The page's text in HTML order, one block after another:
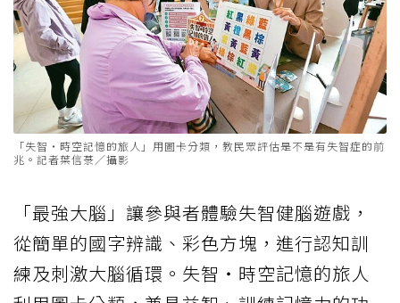
「失智‧時空記憶的旅人」用圖卡分類，教民眾評估是不是有失智症的前
兆。記者葉信菉／攝影
「最強大腦」讓參與者體驗失智健腦遊戲，
從簡單的國字辨識、彩色方塊，進行認知訓
練及刺激大腦循環。失智・時空記憶的旅人